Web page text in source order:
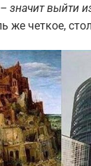
значит выйти
же четкое,